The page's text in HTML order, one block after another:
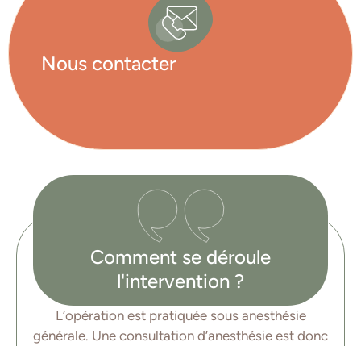
Nous contacter
Comment se déroule
l'intervention ?
L’opération est pratiquée sous anesthésie
générale. Une consultation d’anesthésie est donc